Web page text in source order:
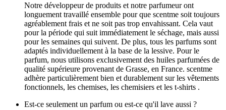
Notre développeur de produits et notre parfumeur ont
longuement travaillé ensemble pour que scentme soit toujours
agréablement frais et ne soit pas trop envahissant. Cela vaut
pour la période qui suit immédiatement le séchage, mais aussi
pour les semaines qui suivent. De plus, tous les parfums sont
adaptés individuellement à la base de la lessive. Pour le
parfum, nous utilisons exclusivement des huiles parfumées de
qualité supérieure provenant de Grasse, en France. scentme
adhère particulièrement bien et durablement sur les vêtements
fonctionnels, les chemises, les chemisiers et les t-shirts .
Est-ce seulement un parfum ou est-ce qu'il lave aussi ?